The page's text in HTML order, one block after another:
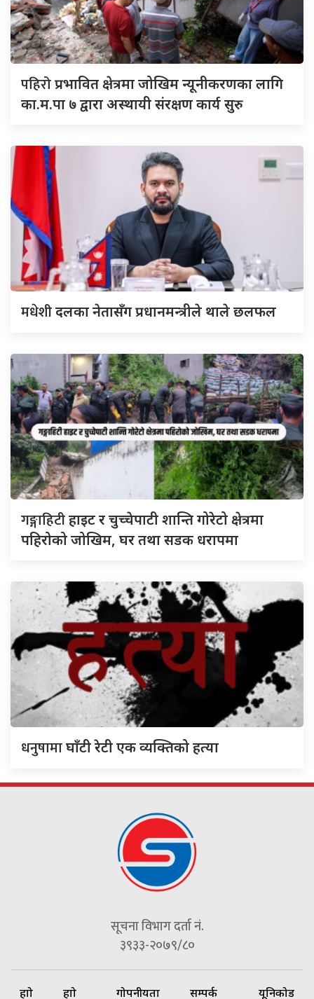
पहिरोप्रभावित क्षेत्रमा जोखिम न्यूनीकरणका लागि
का.म.पा ७ द्वारा अस्थायी संरक्षण कार्य सुरु
मधेशीदलका नेतासँग प्रधानमन्त्रीले थाले छलफल
गङ्गाहिटीहाइट र चुच्चेपाटी शान्ति गोरेटो क्षेत्रमा
पहिरोको जोखिम, घर तथा सडक धरापमा
धनुषामाघाँटी रेटी एक व्यक्तिको हत्या
सूचना विभाग दर्ता नं.
३९३३-२०७९/८०
हाम्रो हाम्रो गोपनीयता सम्पर्क यूनिकोड